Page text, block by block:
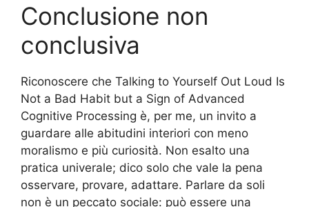
Conclusione non
conclusiva
Riconoscere che Talking to Yourself Out Loud Is
Not a Bad Habit but a Sign of Advanced
Cognitive Processing è, per me, un invito a
guardare alle abitudini interiori con meno
moralismo e più curiosità. Non esalto una
pratica univerale; dico solo che vale la pena
osservare, provare, adattare. Parlare da soli
non è un peccato sociale: può essere una